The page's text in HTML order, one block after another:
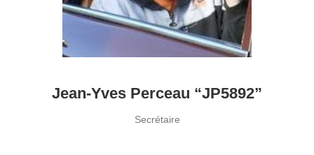
Jean-Yves Perceau “JP5892”
Secrétaire